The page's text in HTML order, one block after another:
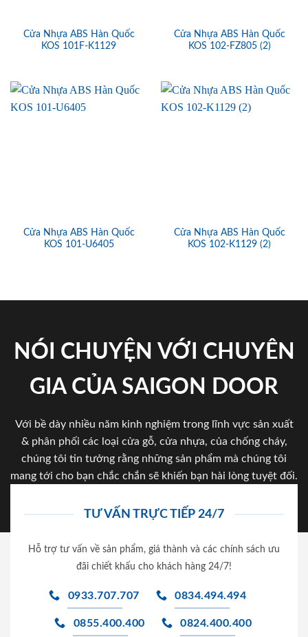
Cửa Nhựa ABS Hàn Quốc
KOS 101F-K1129
Cửa Nhựa ABS Hàn Quốc
KOS 102-FZ805 (2)
Cửa Nhựa ABS Hàn Quốc
KOS 101-U6405
Cửa Nhựa ABS Hàn Quốc
KOS 102-K1129 (2)
NÓI CHUYỆN VỚI CHUYÊN
GIA CỦA SAIGON DOOR
Với bề dày nhiều năm kinh nghiệm trong lĩnh vực sản xuất
& phân phối các loại cửa gỗ, cửa nhựa, của chống cháy,
chúng tôi tin tưởng rằng những sản phẩm mà chúng tôi
mang tới cho bạn chắc chắn sẽ khiến bạn hài lòng tuyệt đối.
TƯ VẤN TRỰC TIẾP 24/7
Hỗ trợ tư vấn về sản phẩm, giá thành và các chính sách ưu
đãi chiết khấu cho khách hàng 24/7!
0933.707.707 0834.494.494
0855.400.400 0824.400.400